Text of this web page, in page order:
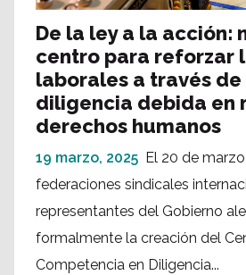
De la ley a la acción:
centro para reforzar
laborales a través de
diligencia debida en
derechos humanos
19 marzo, 2025 El 20 de
federaciones sindicales
representantes del Gobierno
formalmente la creación del
Competencia en Diligencia...